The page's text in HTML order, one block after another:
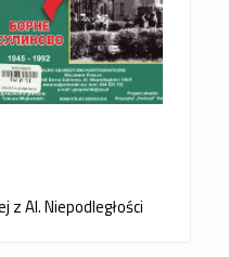
z Al. Niepodległości